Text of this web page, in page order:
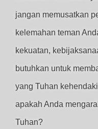
jangan memusatkan
kelemahan teman
kekuatan,
butuhkan untuk
yang Tuhan
apakah Anda
Tuhan?